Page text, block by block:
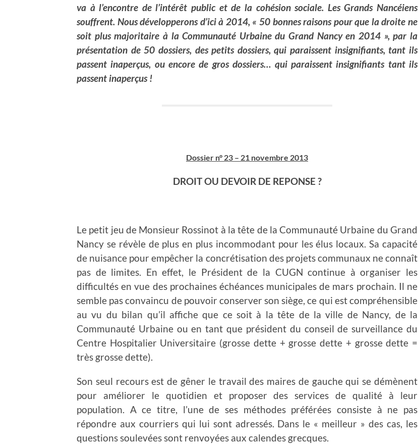
va à l’encontre de l’intérêt public et de la cohésion sociale. Les Grands Nancéiens
souffrent. Nous développerons d’ici à 2014, « 50 bonnes raisons pour que la droite ne
soit plus majoritaire à la Communauté Urbaine du Grand Nancy en 2014 », par la
présentation de 50 dossiers, des petits dossiers, qui paraissent insignifiants, tant ils
passent inaperçus, ou encore de gros dossiers… qui paraissent insignifiants tant ils
passent inaperçus !
Dossier n° 23 – 21 novembre 2013
DROIT OU DEVOIR DE REPONSE ?
Le petit jeu de Monsieur Rossinot à la tête de la Communauté Urbaine du Grand
Nancy se révèle de plus en plus incommodant pour les élus locaux. Sa capacité
de nuisance pour empêcher la concrétisation des projets communaux ne connaît
pas de limites. En effet, le Président de la CUGN continue à organiser les
difficultés en vue des prochaines échéances municipales de mars prochain. Il ne
semble pas convaincu de pouvoir conserver son siège, ce qui est compréhensible
au vu du bilan qu’il affiche que ce soit à la tête de la ville de Nancy, de la
Communauté Urbaine ou en tant que président du conseil de surveillance du
Centre Hospitalier Universitaire (grosse dette + grosse dette + grosse dette =
très grosse dette).
Son seul recours est de gêner le travail des maires de gauche qui se démènent
pour améliorer le quotidien et proposer des services de qualité à leur
population. A ce titre, l’une de ses méthodes préférées consiste à ne pas
répondre aux courriers qui lui sont adressés. Dans le « meilleur » des cas, les
questions soulevées sont renvoyées aux calendes grecques.